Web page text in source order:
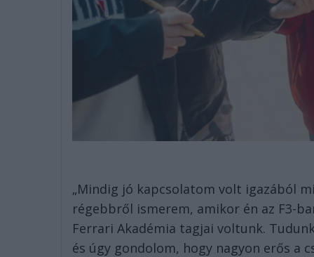
„Mindig jó kapcsolatom volt igazából
régebbről ismerem, amikor én az F3-
Ferrari Akadémia tagjai voltunk.
és úgy gondolom, hogy nagyon erős a